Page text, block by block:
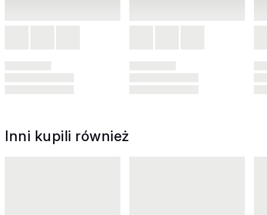
Inni kupili również